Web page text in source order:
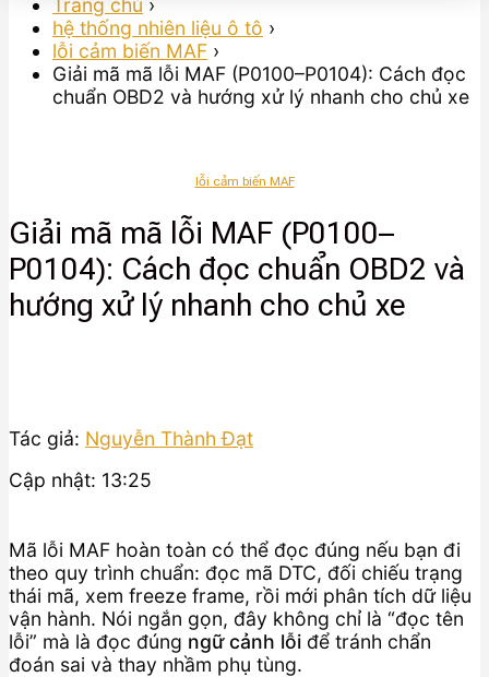
Trang chủ ›
hệ thống nhiên liệu ô tô ›
lỗi cảm biến MAF ›
Giải mã mã lỗi MAF (P0100–P0104): Cách đọc
chuẩn OBD2 và hướng xử lý nhanh cho chủ xe
lỗi cảm biến MAF
Giải mã mã lỗi MAF (P0100–
P0104): Cách đọc chuẩn OBD2 và
hướng xử lý nhanh cho chủ xe
Tác giả: Nguyễn Thành Đạt
Cập nhật: 13:25
Mã lỗi MAF hoàn toàn có thể đọc đúng nếu bạn đi
theo quy trình chuẩn: đọc mã DTC, đối chiếu trạng
thái mã, xem freeze frame, rồi mới phân tích dữ liệu
vận hành. Nói ngắn gọn, đây không chỉ là “đọc tên
lỗi” mà là đọc đúng ngữ cảnh lỗi để tránh chẩn
đoán sai và thay nhầm phụ tùng.